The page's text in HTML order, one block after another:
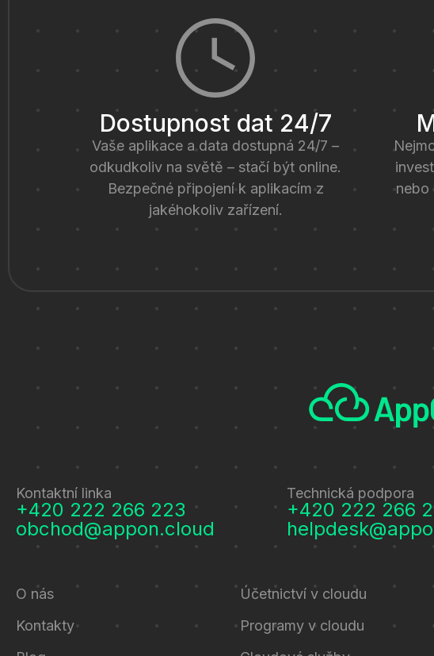
Dostupnost dat 24/7
Vaše aplikace a data dostupná 24/7 –
odkudkoliv na světě – stačí být online.
Bezpečné připojení k aplikacím z
jakéhokoliv zařízení.
nebo
Kontaktní linka
+420 222 266 223
obchod@appon.cloud
Technická podpora
+420 222 266
O nás
Kontakty
Účetnictví v cloudu
Programy v cloudu